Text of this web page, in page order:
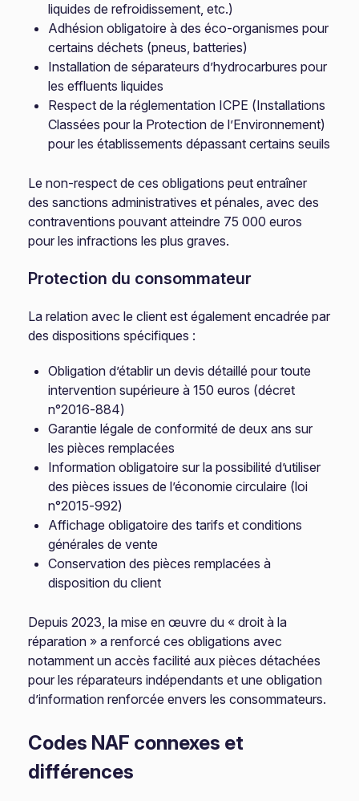
liquides de refroidissement, etc.)
Adhésion obligatoire à des éco-organismes pour
certains déchets (pneus, batteries)
Installation de séparateurs d’hydrocarbures pour
les effluents liquides
Respect de la réglementation ICPE (Installations
Classées pour la Protection de l’Environnement)
pour les établissements dépassant certains seuils
Le non-respect de ces obligations peut entraîner
des sanctions administratives et pénales, avec des
contraventions pouvant atteindre 75 000 euros
pour les infractions les plus graves.
Protection du consommateur
La relation avec le client est également encadrée par
des dispositions spécifiques :
Obligation d’établir un devis détaillé pour toute
intervention supérieure à 150 euros (décret
n°2016-884)
Garantie légale de conformité de deux ans sur
les pièces remplacées
Information obligatoire sur la possibilité d’utiliser
des pièces issues de l’économie circulaire (loi
n°2015-992)
Affichage obligatoire des tarifs et conditions
générales de vente
Conservation des pièces remplacées à
disposition du client
Depuis 2023, la mise en œuvre du « droit à la
réparation » a renforcé ces obligations avec
notamment un accès facilité aux pièces détachées
pour les réparateurs indépendants et une obligation
d’information renforcée envers les consommateurs.
Codes NAF connexes et
différences